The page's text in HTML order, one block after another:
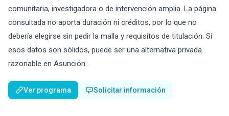
comunitaria, investigadora o de intervención amplia. La página
consultada no aporta duración ni créditos, por lo que no
debería elegirse sin pedir la malla y requisitos de titulación. Si
esos datos son sólidos, puede ser una alternativa privada
razonable en Asunción.
Ver programa Solicitar información